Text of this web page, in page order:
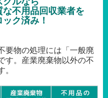
な不用品回収業者を
ック済み！
要物の処理には「一般廃
す。産業廃棄物以外の不
。